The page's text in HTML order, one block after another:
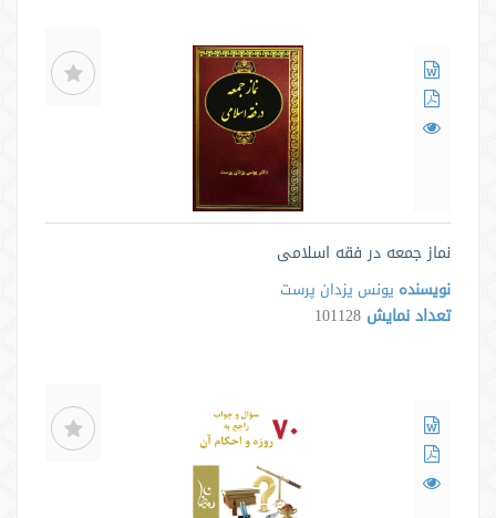
نماز جمعه در فقه اسلامی
نویسنده یونس یزدان پرست
تعداد نمایش 101128